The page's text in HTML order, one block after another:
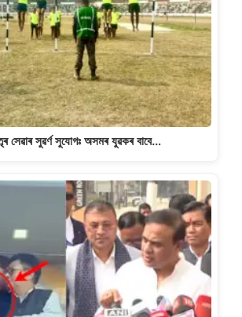
সেৱাৰ সুৱৰ্ণ সুযোগঃ অসমৰ যুৱকৰ বাবে…